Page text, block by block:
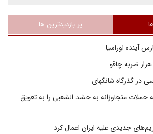
پر بازدیدترین ها
آینده اوراسیا
ضربه چاقو
در گذرگاه شانگهای
حملات متجاوزانه به حشد الشعبی را به تعویق
جدیدی علیه ایران اعمال کرد